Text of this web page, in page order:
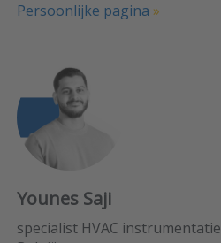
Persoonlijke pagina »
Younes Saji
specialist HVAC instrumentatie